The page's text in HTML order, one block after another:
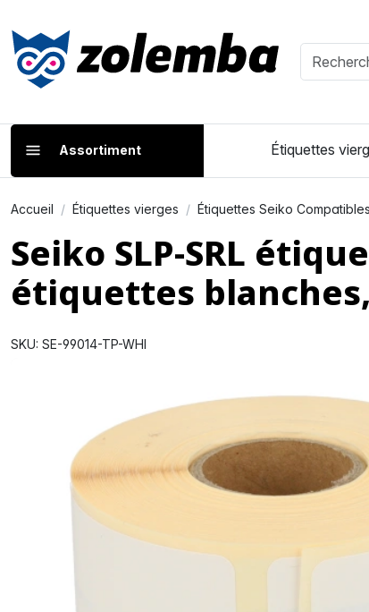
Assortiment Étiquettes
Accueil Étiquettes vierges Étiquettes Seiko Compatibles
Seiko SLP-SRL
étiquettes
SKU: SE-99014-TP-WHI